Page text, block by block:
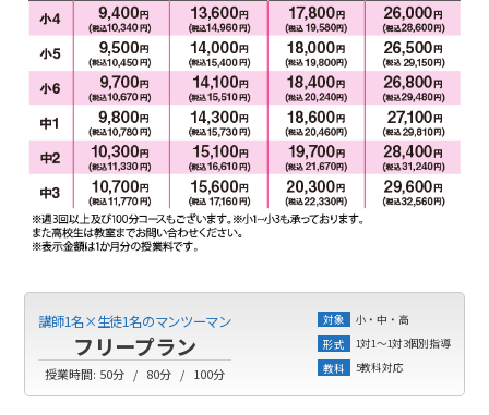
講師1名×生徒1名のマンツーマン
フリープラン
授業時間: 50分 80分 100分
対象
小・中・高
形式
1対1～1対3個別指導
教科
5教科対応